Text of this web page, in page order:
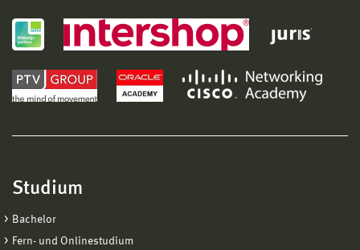
Studium
Bachelor
Fern- und Onlinestudium